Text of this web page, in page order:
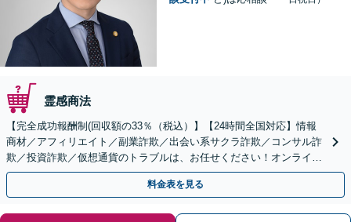
霊感商法
【完全成功報酬制(回収額の33％（税込）】【24時間全国対応】情報
商材／アフィリエイト／副業詐欺／出会い系サクラ詐欺／コンサル詐
欺／投資詐欺／仮想通貨のトラブルは、お任せください！オンライン
のみで解決も可能！
料金表を見る